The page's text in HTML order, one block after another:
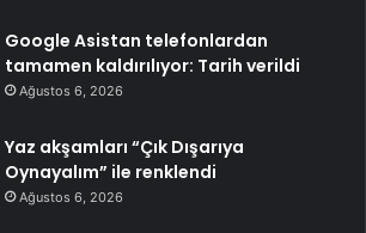
Google Asistan telefonlardan
tamamen kaldırılıyor: Tarih verildi
Ağustos 6, 2026
Yaz akşamları “Çık Dışarıya
Oynayalım” ile renklendi
Ağustos 6, 2026